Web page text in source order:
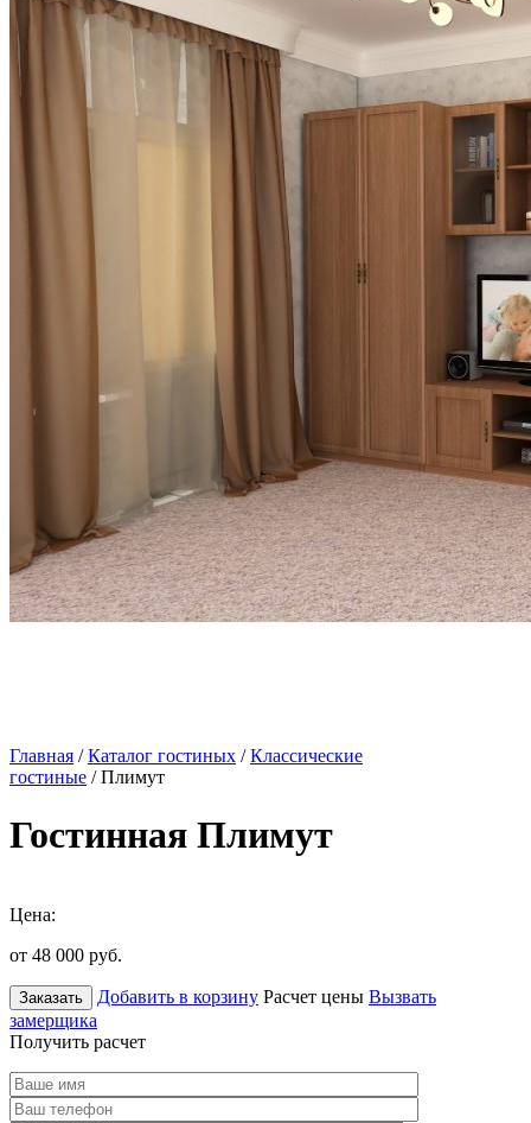
Главная /Каталог гостиных /Классические
гостиные / Плимут
Гостинная Плимут
Цена:
от 48 000 руб.
Заказать Добавить в корзину Расчет цены Вызвать
замерщика
Получить расчет